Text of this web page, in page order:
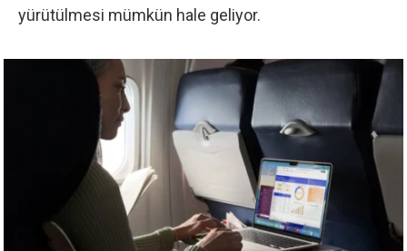
yürütülmesi mümkün hale geliyor.